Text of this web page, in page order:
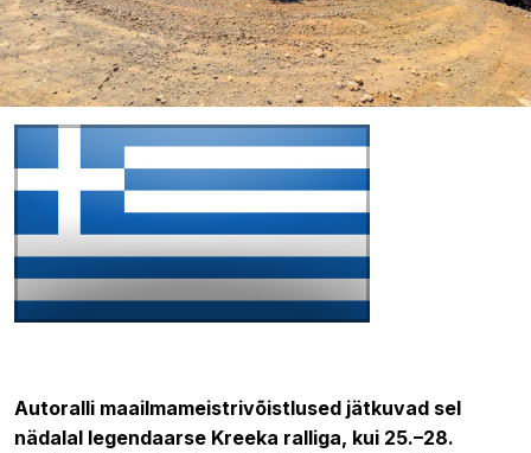
Autoralli maailmameistrivõistlused jätkuvad sel
nädalal legendaarse Kreeka ralliga, kui 25.–28.